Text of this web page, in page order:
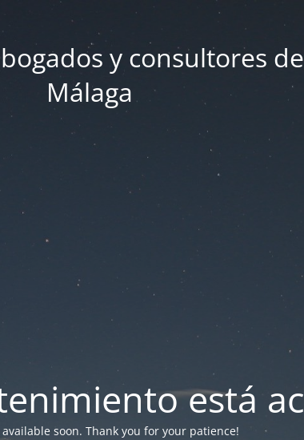
y consultores
Málaga
está
soon. Thank you for your patience!